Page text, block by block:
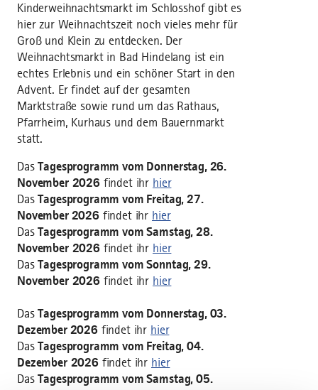
Kinderweihnachtsmarkt im Schlosshof gibt es
hier zur Weihnachtszeit noch vieles mehr für
Groß und Klein zu entdecken. Der
Weihnachtsmarkt in Bad Hindelang ist ein
echtes Erlebnis und ein schöner Start in den
Advent. Er findet auf der gesamten
Marktstraße sowie rund um das Rathaus,
Pfarrheim, Kurhaus und dem Bauernmarkt
statt.
DasTagesprogramm vom Donnerstag, 26.
November 2026findet ihr hier
DasTagesprogramm vom Freitag, 27.
November 2026findet ihr hier
DasTagesprogramm vom Samstag, 28.
November 2026findet ihr hier
DasTagesprogramm vom Sonntag, 29.
November 2026findet ihr hier
DasTagesprogramm vom Donnerstag, 03.
Dezember 2026 findet ihr hier
DasTagesprogramm vom Freitag, 04.
Dezember 2026findet ihr hier
DasTagesprogramm vom Samstag, 05.